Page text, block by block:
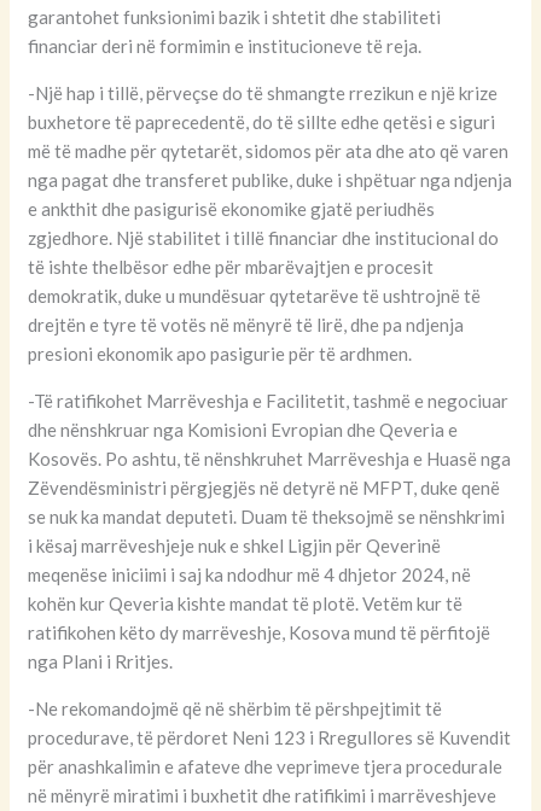
garantohet funksionimi bazik i shtetit dhe stabiliteti
financiar deri në formimin e institucioneve të reja.
-Një hap i tillë, përveçse do të shmangte rrezikun e një krize
buxhetore të paprecedentë, do të sillte edhe qetësi e siguri
më të madhe për qytetarët, sidomos për ata dhe ato që varen
nga pagat dhe transferet publike, duke i shpëtuar nga ndjenja
e ankthit dhe pasigurisë ekonomike gjatë periudhës
zgjedhore. Një stabilitet i tillë financiar dhe institucional do
të ishte thelbësor edhe për mbarëvajtjen e procesit
demokratik, duke u mundësuar qytetarëve të ushtrojnë të
drejtën e tyre të votës në mënyrë të lirë, dhe pa ndjenja
presioni ekonomik apo pasigurie për të ardhmen.
-Të ratifikohet Marrëveshja e Facilitetit, tashmë e negociuar
dhe nënshkruar nga Komisioni Evropian dhe Qeveria e
Kosovës. Po ashtu, të nënshkruhet Marrëveshja e Huasë nga
Zëvendësministri përgjegjës në detyrë në MFPT, duke qenë
se nuk ka mandat deputeti. Duam të theksojmë se nënshkrimi
i kësaj marrëveshjeje nuk e shkel Ligjin për Qeverinë
meqenëse iniciimi i saj ka ndodhur më 4 dhjetor 2024, në
kohën kur Qeveria kishte mandat të plotë. Vetëm kur të
ratifikohen këto dy marrëveshje, Kosova mund të përfitojë
nga Plani i Rritjes.
-Ne rekomandojmë që në shërbim të përshpejtimit të
procedurave, të përdoret Neni 123 i Rregullores së Kuvendit
për anashkalimin e afateve dhe veprimeve tjera procedurale
në mënyrë miratimi i buxhetit dhe ratifikimi i marrëveshjeve